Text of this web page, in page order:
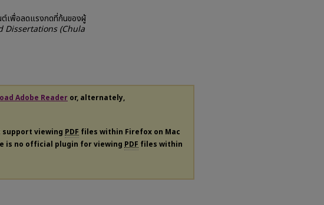
เพื่อลดแรงกดที่ก้นของผู้
Dissertations (Chula
Adobe Reader or, alternately,
support viewing PDF files within Firefox on Mac
is no official plugin for viewing PDF files within